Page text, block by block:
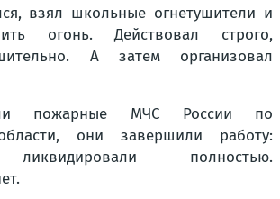
взял школьные огнетушители и
огонь. Действовал строго,
А затем организовал
пожарные МЧС России по
они завершили работу:
ликвидировали полностью.